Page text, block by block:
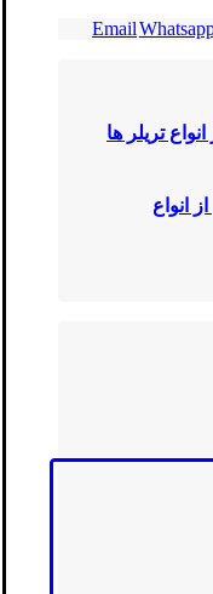
Email
3 مدل از انواع تریلر ها
و بررسی 3 نوع از انواع